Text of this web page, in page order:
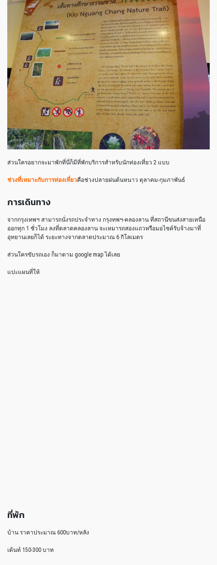
ส่วนใครอยากจะมาพักที่นี่ก็มีที่พักบริการสำหรับนักท่องเที่ยว 2 แบบ
ช่วงที่เหมาะกับการท่องเที่ยวคือช่วงปลายฝนต้นหนาว ตุลาคม-กุมภาพันธ์
การเดินทาง
จากกรุงเทพฯ สามารถนั่งรถประจำทาง กรุงทพฯ-คลองลาน ที่สถานีขนส่งสายเหนือ
ออกทุก 1 ชั่วโมง ลงที่ตลาดคลองลาน จะเหมารถสองแถวหรือมอไซค์รับจ้างมาที่
อุทยานเลยก็ได้ ระยะทางจากตลาดประมาณ 6 กิโลเมตร
ส่วนใครขับรถเอง ก็มาตาม google map ได้เลย
แปะแผนที่ให้
ที่พัก
บ้าน ราคาประมาณ 600บาท/หลัง
เต้นท์ 150-300 บาท